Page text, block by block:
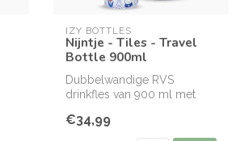
IZY BOTTLES
Nijntje - Tiles - Travel
Bottle 900ml
Dubbelwandige RVS
drinkfles van 900 ml met
€34,99